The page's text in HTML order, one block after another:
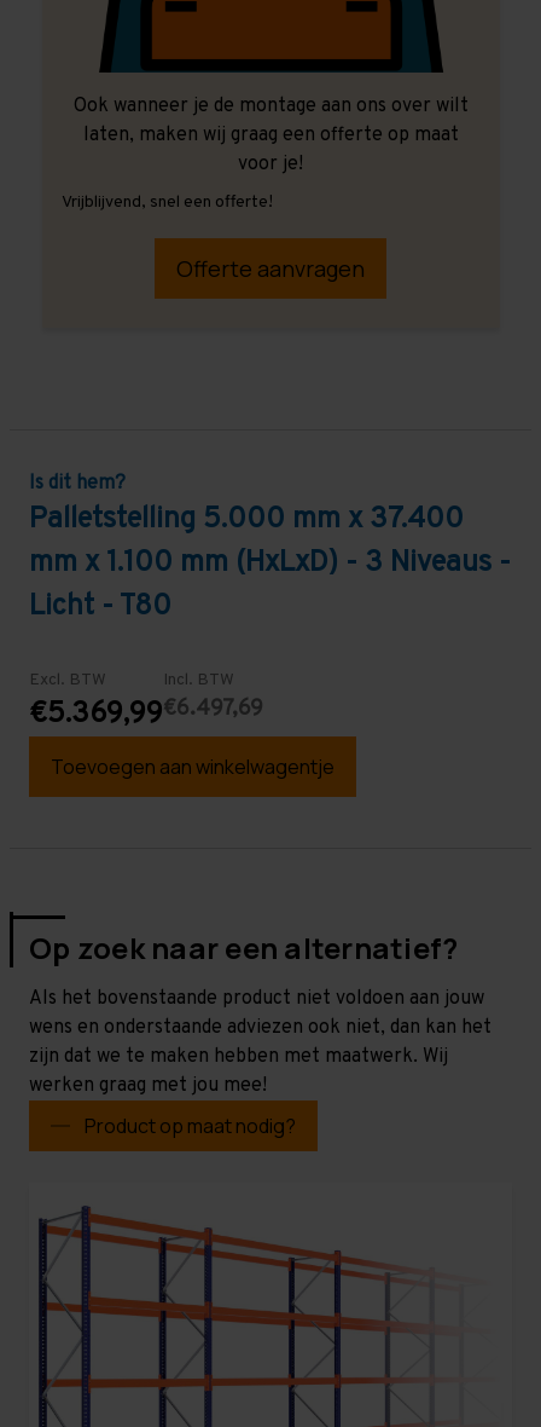
Ook wanneer je de montage aan ons over wilt
laten, maken wij graag een offerte op maat
voor je!
Vrijblijvend, snel een offerte!
Offerte aanvragen
Is dit hem?
Palletstelling 5.000 mm x 37.400
mm x 1.100 mm (HxLxD) - 3 Niveaus -
Licht - T80
Excl. BTW
€5.369,99
Incl. BTW
€6.497,69
Toevoegen aan winkelwagentje
Op zoek naar een alternatief?
Als het bovenstaande product niet voldoen aan jouw
wens en onderstaande adviezen ook niet, dan kan het
zijn dat we te maken hebben met maatwerk. Wij
werken graag met jou mee!
Product op maat nodig?